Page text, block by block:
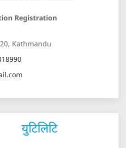
Registration
Kathmandu
युटिलिटि